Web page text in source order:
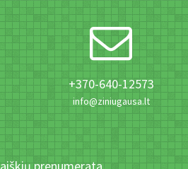
+370-640-12573
info@ziniugausa.lt